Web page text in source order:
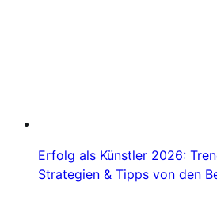
Erfolg als Künstler 2026:
Strategien & Tipps von den